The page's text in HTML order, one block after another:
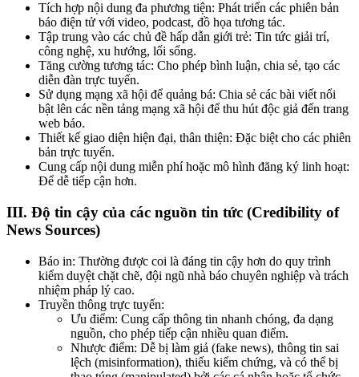
Tích hợp nội dung đa phương tiện: Phát triển các phiên bản
báo điện tử với video, podcast, đồ họa tương tác.
Tập trung vào các chủ đề hấp dẫn giới trẻ: Tin tức giải trí,
công nghệ, xu hướng, lối sống.
Tăng cường tương tác: Cho phép bình luận, chia sẻ, tạo các
diễn đàn trực tuyến.
Sử dụng mạng xã hội để quảng bá: Chia sẻ các bài viết nổi
bật lên các nền tảng mạng xã hội để thu hút độc giả đến trang
web báo.
Thiết kế giao diện hiện đại, thân thiện: Đặc biệt cho các phiên
bản trực tuyến.
Cung cấp nội dung miễn phí hoặc mô hình đăng ký linh hoạt:
Để dễ tiếp cận hơn.
III. Độ tin cậy của các nguồn tin tức (Credibility of
News Sources)
Báo in: Thường được coi là đáng tin cậy hơn do quy trình
kiểm duyệt chặt chẽ, đội ngũ nhà báo chuyên nghiệp và trách
nhiệm pháp lý cao.
Truyền thông trực tuyến:
Ưu điểm: Cung cấp thông tin nhanh chóng, đa dạng
nguồn, cho phép tiếp cận nhiều quan điểm.
Nhược điểm: Dễ bị làm giả (fake news), thông tin sai
lệch (misinformation), thiếu kiểm chứng, và có thể bị